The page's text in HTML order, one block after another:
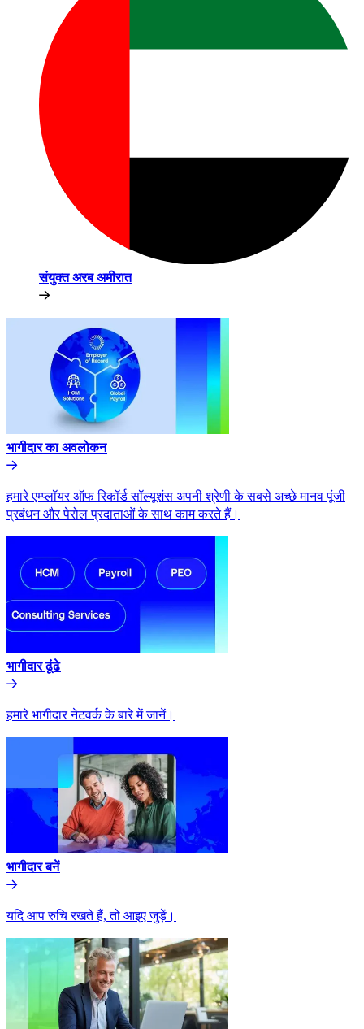
संयुक्त अरब अमीरात​​
भागीदार का अवलोकन​​
हमारे एम्प्लॉयर ऑफ रिकॉर्ड सॉल्यूशंस अपनी श्रेणी के सबसे अच्छे मानव पूंजी
प्रबंधन और पेरोल प्रदाताओं के साथ काम करते हैं।​​
भागीदार ढूंढे​​
हमारे भागीदार नेटवर्क के बारे में जानें।​​
भागीदार बनें​​
यदि आप रुचि रखते हैं, तो आइए जुड़ें।​​